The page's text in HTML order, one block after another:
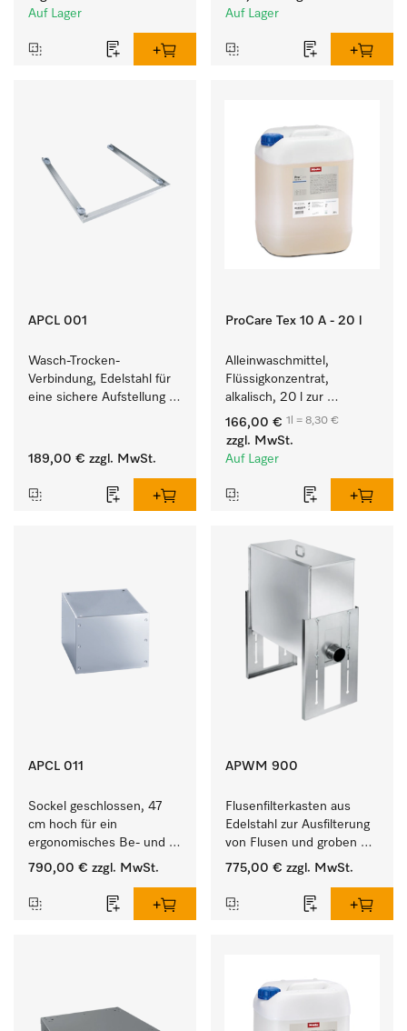
Textilien.
Auf Lager
Auf Lager
APCL 001
Wasch-Trocken-
Verbindung, Edelstahl für
eine sichere Aufstellung
189,00 € zzgl. MwSt.
ProCare Tex 10 A - 20 l
Alleinwaschmittel,
Flüssigkonzentrat,
alkalisch, 20 l zur
Reinigung weißer Textilien
und farbechter
Buntwäsche.
166,00 € 1l = 8,30 €
zzgl. MwSt.
Auf Lager
APCL 011
Sockel geschlossen, 47
cm hoch für ein
ergonomisches Be- und
Entladen von
Trockner.
790,00 € zzgl. MwSt.
APWM 900
Flusenfilterkasten aus
Edelstahl zur Ausfilterung
von Flusen und groben
Partikeln aus der Lauge.
775,00 € zzgl. MwSt.